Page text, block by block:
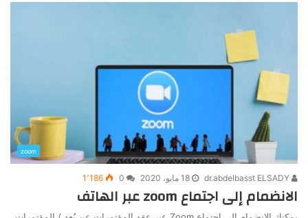
zoom
18 مايو، 2020 0 1٬186
الانضمام إلى اجتماع zoom عبر الهاتف